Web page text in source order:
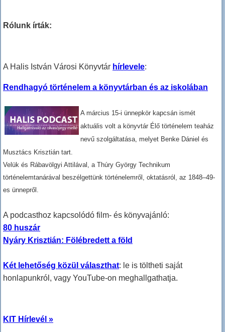
Rólunk írták:
A Halis István Városi Könyvtár hírlevele:
Rendhagyó történelem a könyvtárban és az iskolában
A március 15-i ünnepkör kapcsán ismét
aktuális volt a könyvtár Élő történelem teaház
nevű szolgáltatása, melyet Benke Dániel és
Musztács Krisztián tart.
Velük és Rábavölgyi Attilával, a Thúry György Technikum
történelemtanárával beszélgettünk történelemről, oktatásról, az 1848–49-
es ünnepről.
A podcasthoz kapcsolódó film- és könyvajánló:
80 huszár
Nyáry Krisztián: Fölébredett a föld
Két lehetőség közül választhat: le is töltheti saját
honlapunkról, vagy YouTube-on meghallgathatja.
KIT Hírlevél »